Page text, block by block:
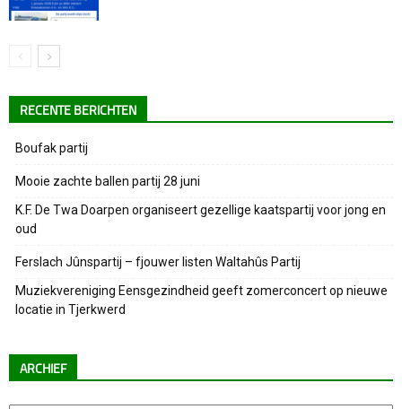
RECENTE BERICHTEN
Boufak partij
Mooie zachte ballen partij 28 juni
K.F. De Twa Doarpen organiseert gezellige kaatspartij voor jong en
oud
Ferslach Jûnspartij – fjouwer listen Waltahûs Partij
Muziekvereniging Eensgezindheid geeft zomerconcert op nieuwe
locatie in Tjerkwerd
ARCHIEF
Archief